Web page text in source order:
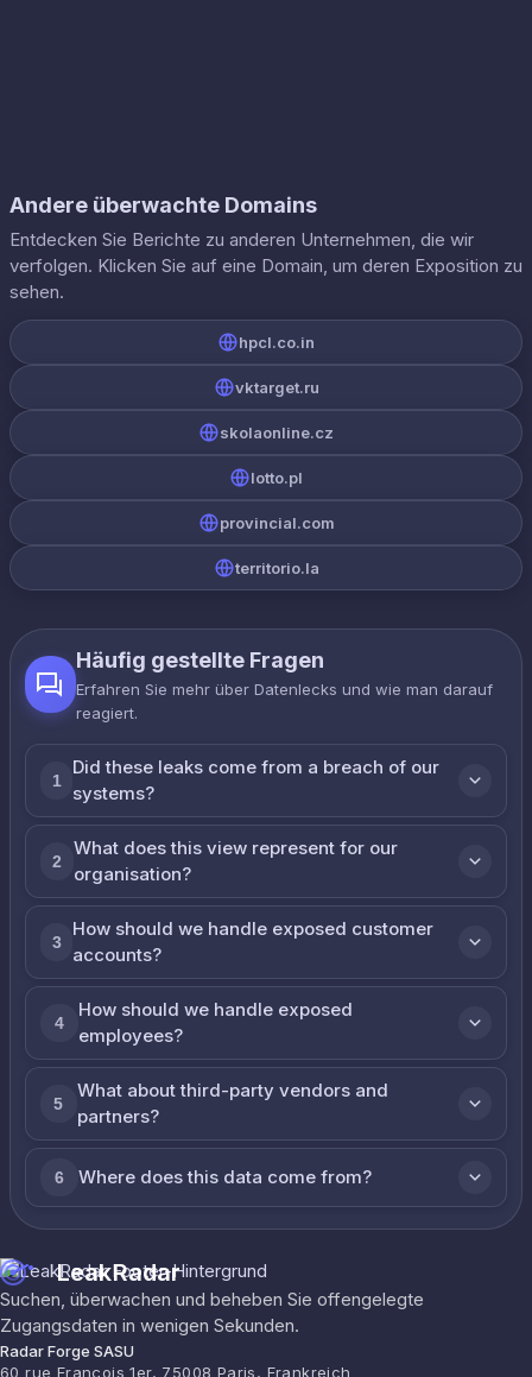
Andere überwachte Domains
Entdecken Sie Berichte zu anderen Unternehmen, die wir
verfolgen. Klicken Sie auf eine Domain, um deren Exposition zu
sehen.
hpcl.co.in
vktarget.ru
skolaonline.cz
lotto.pl
provincial.com
territorio.la
Häufig gestellte Fragen
Erfahren Sie mehr über Datenlecks und wie man darauf
reagiert.
1
Did these leaks come from a breach of our
systems?
2
What does this view represent for our
organisation?
3
How should we handle exposed customer
accounts?
4
How should we handle exposed
employees?
5
What about third-party vendors and
partners?
6 Where does this data come from?
LeakRadar
Suchen, überwachen und beheben Sie offengelegte
Zugangsdaten in wenigen Sekunden.
Radar Forge SASU
60 rue François 1er, 75008 Paris, Frankreich